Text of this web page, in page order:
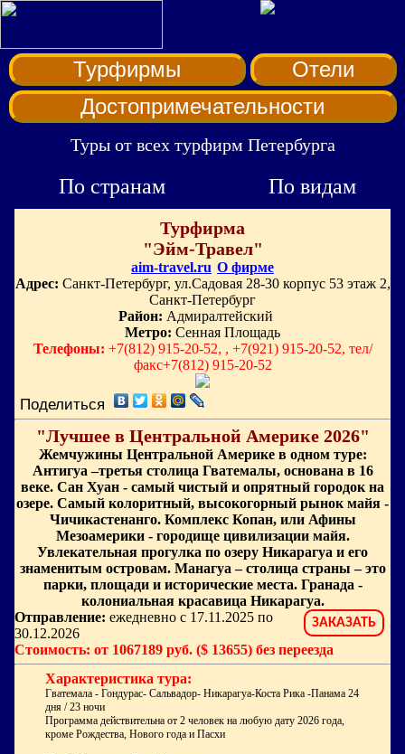
Турфирмы
Отели
Достопримечательности
Туры от всех турфирм Петербурга
По странам По видам
Турфирма
"Эйм-Травел"
aim-travel.ru О фирме
Адрес: Санкт-Петербург, ул.Садовая 28-30 корпус 53 этаж 2,
Санкт-Петербург
Район: Адмиралтейский
Метро: Сенная Площадь
Телефоны: +7(812) 915-20-52, , +7(921) 915-20-52, тел/
факс+7(812) 915-20-52
Поделиться
"Лучшее в Центральной Америке 2026"
Жемчужины Центральной Америке в одном туре:
Антигуа –третья столица Гватемалы, основана в 16
веке. Сан Хуан - самый чистый и опрятный городок на
озере. Самый колоритный, высокогорный рынок майя -
Чичикастенанго. Комплекс Копан, или Афины
Мезоамерики - городище цивилизации майя.
Увлекательная прогулка по озеру Никарагуа и его
знаменитым островам. Манагуа – столица страны – это
парки, площади и исторические места. Гранада -
колониальная красавица Никарагуа.
ЗАКАЗАТЬ
Отправление: ежедневно с 17.11.2025 по
30.12.2026
Стоимость: от 1067189 руб. ($ 13655) без переезда
Характеристика тура:
Гватемала - Гондурас- Сальвадор- Никарагуа-Коста Рика -Панама 24
дня / 23 ночи
Программа действительна от 2 человек на любую дату 2026 года,
кроме Рождества, Нового года и Пасхи